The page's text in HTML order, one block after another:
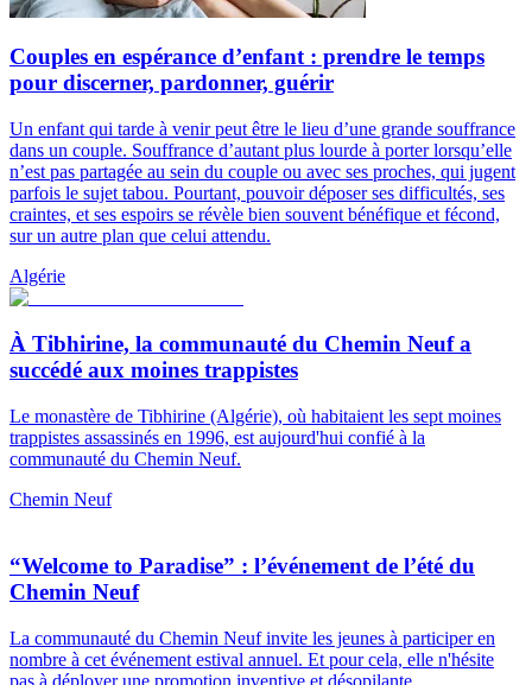
Couples en espérance d’enfant : prendre le temps
pour discerner, pardonner, guérir
Un enfant qui tarde à venir peut être le lieu d’une grande souffrance
dans un couple. Souffrance d’autant plus lourde à porter lorsqu’elle
n’est pas partagée au sein du couple ou avec ses proches, qui jugent
parfois le sujet tabou. Pourtant, pouvoir déposer ses difficultés, ses
craintes, et ses espoirs se révèle bien souvent bénéfique et fécond,
sur un autre plan que celui attendu.
Algérie
À Tibhirine, la communauté du Chemin Neuf a
succédé aux moines trappistes
Le monastère de Tibhirine (Algérie), où habitaient les sept moines
trappistes assassinés en 1996, est aujourd'hui confié à la
communauté du Chemin Neuf.
Chemin Neuf
“Welcome to Paradise” : l’événement de l’été du
Chemin Neuf
La communauté du Chemin Neuf invite les jeunes à participer en
nombre à cet événement estival annuel. Et pour cela, elle n'hésite
pas à déployer une promotion inventive et désopilante.